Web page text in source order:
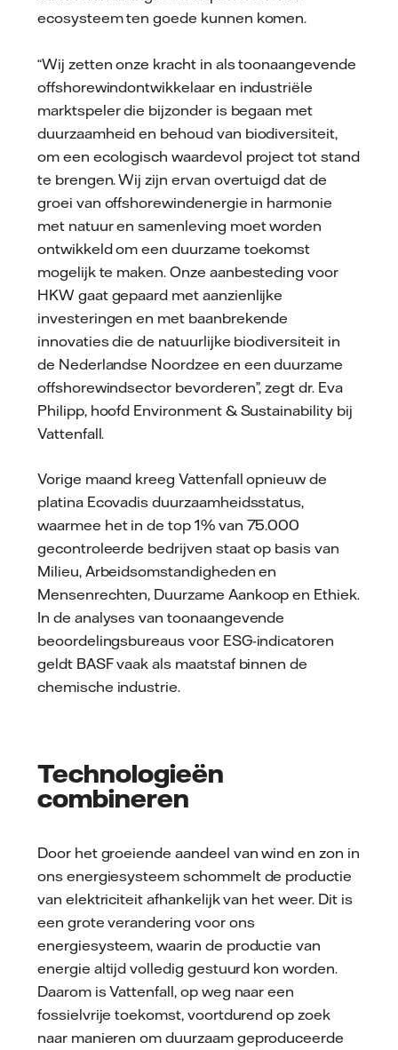
ecosysteem ten goede kunnen komen.
“Wij zetten onze kracht in als toonaangevende
offshorewindontwikkelaar en industriële
marktspeler die bijzonder is begaan met
duurzaamheid en behoud van biodiversiteit,
om een ecologisch waardevol project tot stand
te brengen. Wij zijn ervan overtuigd dat de
groei van offshorewindenergie in harmonie
met natuur en samenleving moet worden
ontwikkeld om een duurzame toekomst
mogelijk te maken. Onze aanbesteding voor
HKW gaat gepaard met aanzienlijke
investeringen en met baanbrekende
innovaties die de natuurlijke biodiversiteit in
de Nederlandse Noordzee en een duurzame
offshorewindsector bevorderen”, zegt dr. Eva
Philipp, hoofd Environment & Sustainability bij
Vattenfall.
Vorige maand kreeg Vattenfall opnieuw de
platina Ecovadis duurzaamheidsstatus,
waarmee het in de top 1% van 75.000
gecontroleerde bedrijven staat op basis van
Milieu, Arbeidsomstandigheden en
Mensenrechten, Duurzame Aankoop en Ethiek.
In de analyses van toonaangevende
beoordelingsbureaus voor ESG-indicatoren
geldt BASF vaak als maatstaf binnen de
chemische industrie.
Technologieën
combineren
Door het groeiende aandeel van wind en zon in
ons energiesysteem schommelt de productie
van elektriciteit afhankelijk van het weer. Dit is
een grote verandering voor ons
energiesysteem, waarin de productie van
energie altijd volledig gestuurd kon worden.
Daarom is Vattenfall, op weg naar een
fossielvrije toekomst, voortdurend op zoek
naar manieren om duurzaam geproduceerde